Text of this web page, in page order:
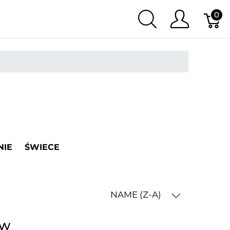
0
ŚWIECE
NAME (Z-A)